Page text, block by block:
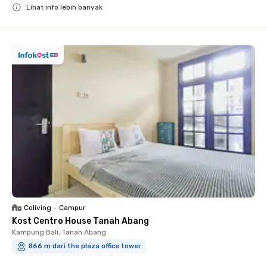
Lihat info lebih banyak
Coliving • Campur
Kost Centro House Tanah Abang
Kampung Bali, Tanah Abang
866 m dari the plaza office tower